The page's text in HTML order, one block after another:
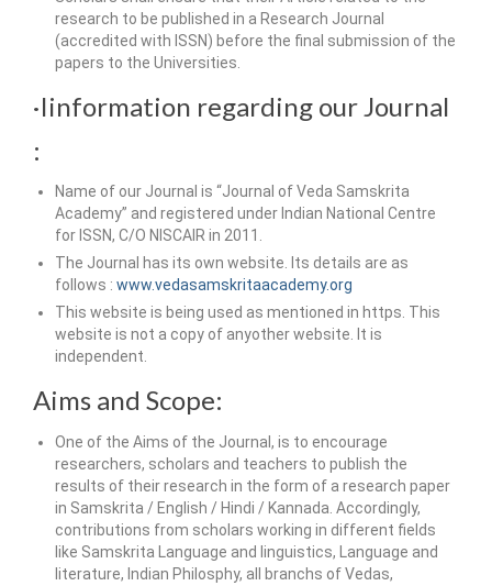
research to be published in a Research Journal
(accredited with ISSN) before the final submission of the
papers to the Universities.
·Iinformation regarding our Journal
:
Name of our Journal is “Journal of Veda Samskrita
Academy” and registered under Indian National Centre
for ISSN, C/O NISCAIR in 2011.
The Journal has its own website. Its details are as
follows : www.vedasamskritaacademy.org
This website is being used as mentioned in https. This
website is not a copy of anyother website. It is
independent.
Aims and Scope:
One of the Aims of the Journal, is to encourage
researchers, scholars and teachers to publish the
results of their research in the form of a research paper
in Samskrita / English / Hindi / Kannada. Accordingly,
contributions from scholars working in different fields
like Samskrita Language and linguistics, Language and
literature, Indian Philosphy, all branchs of Vedas,